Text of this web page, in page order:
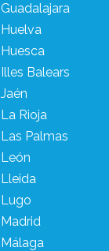
Guadalajara
Huelva
Huesca
Illes Balears
Jaén
La Rioja
Las Palmas
León
Lleida
Lugo
Madrid
Málaga